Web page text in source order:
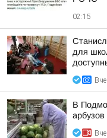
02:15
для
В
арбузов